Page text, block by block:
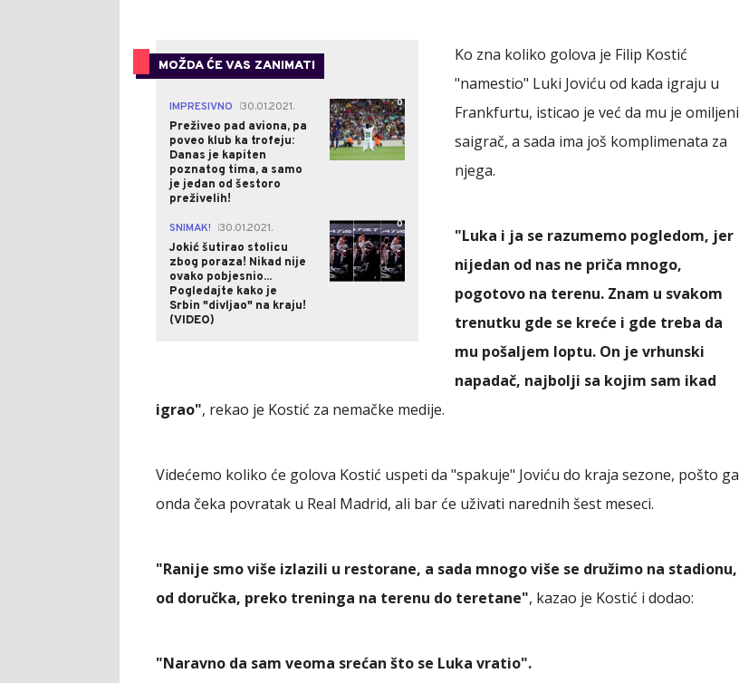
MOŽDA ĆE VAS ZANIMATI
IMPRESIVNO
30.01.2021.
Preživeo pad aviona, pa
poveo klub ka trofeju:
Danas je kapiten
poznatog tima, a samo
je jedan od šestoro
preživelih!
0
SNIMAK!
30.01.2021.
Jokić šutirao stolicu
zbog poraza! Nikad nije
ovako pobjesnio...
Pogledajte kako je
Srbin "divljao" na kraju!
(VIDEO)
0
Ko zna koliko golova je Filip Kostić
"namestio" Luki Joviću od kada igraju u
Frankfurtu, isticao je već da mu je omiljeni
saigrač, a sada ima još komplimenata za
njega.
"Luka i ja se razumemo pogledom, jer
nijedan od nas ne priča mnogo,
pogotovo na terenu. Znam u svakom
trenutku gde se kreće i gde treba da
mu pošaljem loptu. On je vrhunski
napadač, najbolji sa kojim sam ikad
igrao", rekao je Kostić za nemačke medije.
Videćemo koliko će golova Kostić uspeti da "spakuje" Joviću do kraja sezone, pošto ga
onda čeka povratak u Real Madrid, ali bar će uživati narednih šest meseci.
"Ranije smo više izlazili u restorane, a sada mnogo više se družimo na stadionu,
od doručka, preko treninga na terenu do teretane", kazao je Kostić i dodao:
"Naravno da sam veoma srećan što se Luka vratio".